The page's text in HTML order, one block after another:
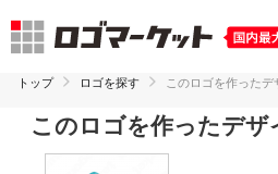
トップ ロゴを探す このロゴを作った
このロゴを作ったデ